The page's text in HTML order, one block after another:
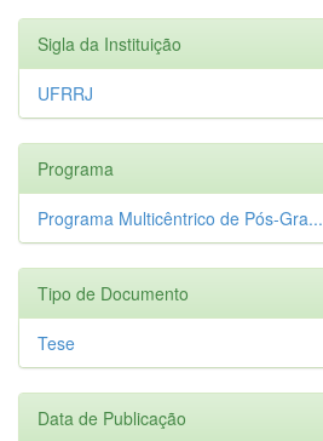
Sigla da Instituição
UFRRJ
Programa
Programa Multicêntrico de Pós-Gra...
Tipo de Documento
Tese
Data de Publicação